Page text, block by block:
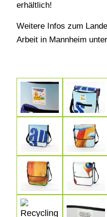
erhältlich!
Weitere Infos zum
Arbeit in Mannheim unter